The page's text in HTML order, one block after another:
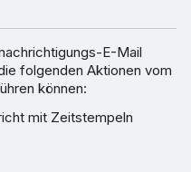
한국어
中文（繁體）
E-Mail
folgenden Aktionen vom
können:
mit Zeitstempeln